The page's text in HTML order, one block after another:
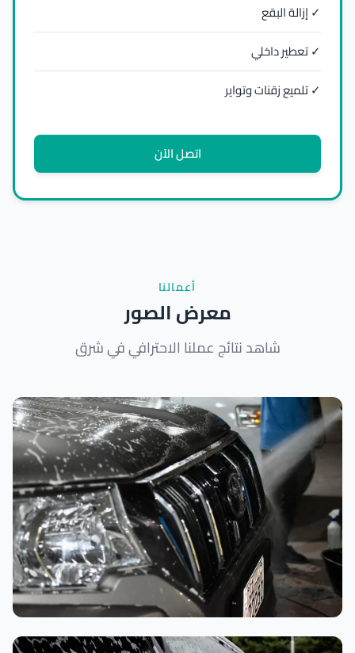
✓ إزالة البقع
✓ تعطير داخلي
✓ تلميع زقنات وتواير
اتصل الآن
أعمالنا
معرض الصور
شاهد نتائج عملنا الاحترافي في شرق
تنظيف داخلي